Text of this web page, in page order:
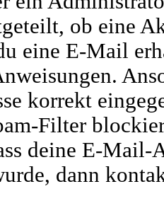
ob eine
eine E-Mail
korrekt
Filter
deine E-Mail-
dann